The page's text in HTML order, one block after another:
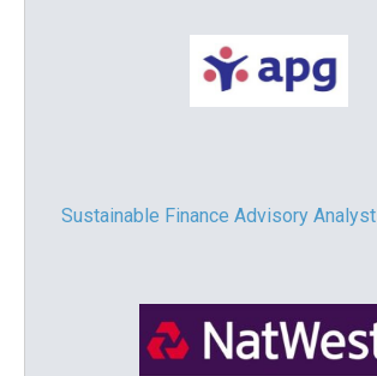
Sustainable Finance Advisory Analyst